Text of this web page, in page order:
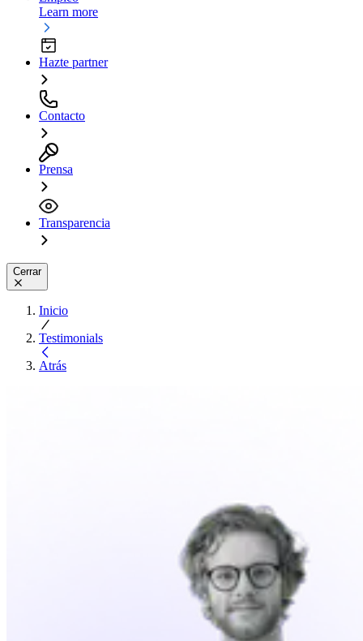
Learn more
Hazte partner
Contacto
Prensa
Transparencia
Cerrar
Inicio
Testimonials
Atrás